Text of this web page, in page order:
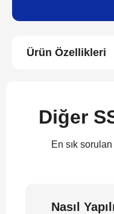
Ürün Özellikleri
Diğer
En sık
Nasıl